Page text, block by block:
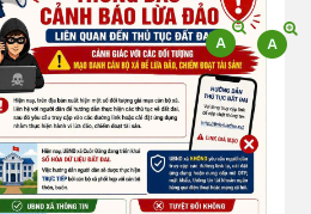
Chương trình đối thoại giữa lãnh
đạo UBND xã với thanh niên, thiếu
nhi trên địa bàn xã năm 2026
(14/05/2026)
Chương trình kỷ niệm 85 năm
ngày thành lập Đội TNTP Hồ Chí
Minh (15/05/1941 –